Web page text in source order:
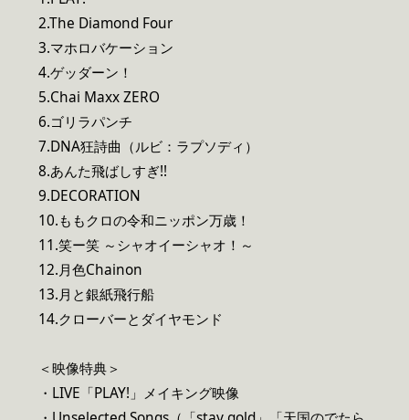
2.The Diamond Four
3.マホロバケーション
4.ゲッダーン！
5.Chai Maxx ZERO
6.ゴリラパンチ
7.DNA狂詩曲（ルビ：ラプソディ）
8.あんた飛ばしすぎ!!
9.DECORATION
10.ももクロの令和ニッポン万歳！
11.笑ー笑 ～シャオイーシャオ！～
12.月色Chainon
13.月と銀紙飛行船
14.クローバーとダイヤモンド
＜映像特典＞
・LIVE「PLAY!」メイキング映像